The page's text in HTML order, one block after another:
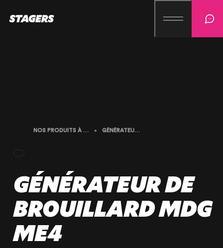
NOS PRODUITS À LA LOCATION GÉNÉRATEUR DE BROUILLARD MDG ME4
GÉNÉRATEUR DE
BROUILLARD MDG
ME4